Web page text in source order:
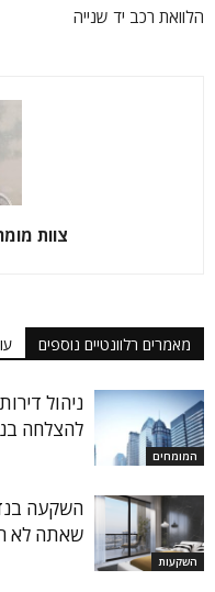
הלוואת רכב יד שנייה
צוות
מאמרים רלוונטיים נוספים
המומחים
ניהול
להצלחה
השקעות
השקעה
שאתה לא